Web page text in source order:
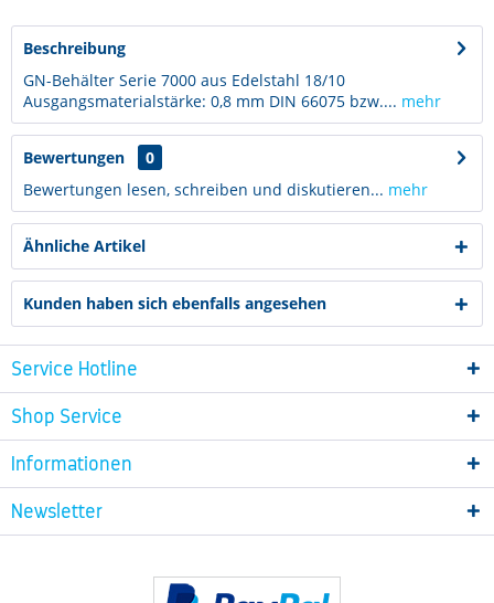
Beschreibung
GN-Behälter Serie 7000 aus Edelstahl 18/10
Ausgangsmaterialstärke: 0,8 mm DIN 66075 bzw.... mehr
Bewertungen
0
Bewertungen lesen, schreiben und diskutieren... mehr
Ähnliche Artikel
Kunden haben sich ebenfalls angesehen
Service Hotline
Shop Service
Informationen
Newsletter